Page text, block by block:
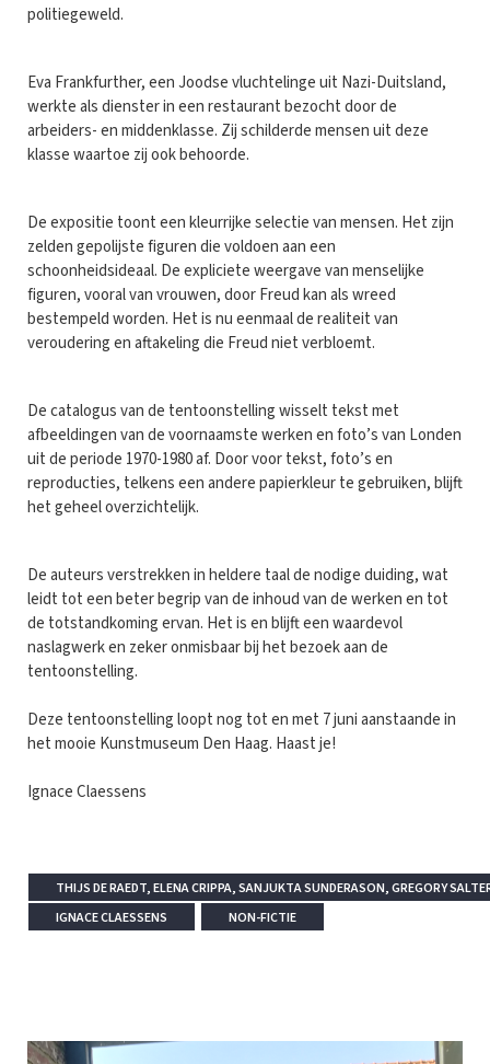
politiegeweld.
Eva Frankfurther, een Joodse vluchtelinge uit Nazi-Duitsland,
werkte als dienster in een restaurant bezocht door de
arbeiders- en middenklasse. Zij schilderde mensen uit deze
klasse waartoe zij ook behoorde.
De expositie toont een kleurrijke selectie van mensen. Het zijn
zelden gepolijste figuren die voldoen aan een
schoonheidsideaal. De expliciete weergave van menselijke
figuren, vooral van vrouwen, door Freud kan als wreed
bestempeld worden. Het is nu eenmaal de realiteit van
veroudering en aftakeling die Freud niet verbloemt.
De catalogus van de tentoonstelling wisselt tekst met
afbeeldingen van de voornaamste werken en foto’s van Londen
uit de periode 1970-1980 af. Door voor tekst, foto’s en
reproducties, telkens een andere papierkleur te gebruiken, blijft
het geheel overzichtelijk.
De auteurs verstrekken in heldere taal de nodige duiding, wat
leidt tot een beter begrip van de inhoud van de werken en tot
de totstandkoming ervan. Het is en blijft een waardevol
naslagwerk en zeker onmisbaar bij het bezoek aan de
tentoonstelling.
Deze tentoonstelling loopt nog tot en met 7 juni aanstaande in
het mooie Kunstmuseum Den Haag. Haast je!
Ignace Claessens
THIJS DE RAEDT, ELENA CRIPPA, SANJUKTA SUNDERASON, GREGORY
IGNACE CLAESSENS
NON-FICTIE